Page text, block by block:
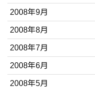
2008年9月
2008年8月
2008年7月
2008年6月
2008年5月